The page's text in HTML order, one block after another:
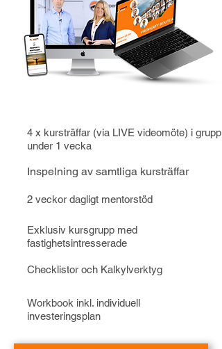
4 x kursträffar (via LIVE videomöte) i grupp
under 1 vecka
Inspelning av samtliga kursträffar
2 veckor dagligt mentorstöd
Exklusiv kursgrupp med
fastighetsintresserade
Checklistor och Kalkylverktyg
Workbook inkl. individuell
investeringsplan